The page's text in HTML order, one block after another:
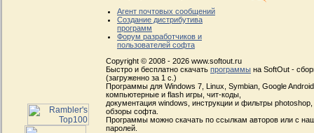
Агент почтовых сообщений
Создание дистрибутива
программ
Форум разработчиков и
пользователей софта
Copyright © 2008 - 2026 www.softout.ru
Быстро и бесплатно скачать программы на SoftOut -
(загруженно за 1 с.)
Программы для Windows 7, Linux, Symbian, Google
компьютерные и flash игры, чит-коды,
документация windows, инструкции и фильтры
обзоры софта.
Программы можно скачать по ссылкам авторов или с
паролей.